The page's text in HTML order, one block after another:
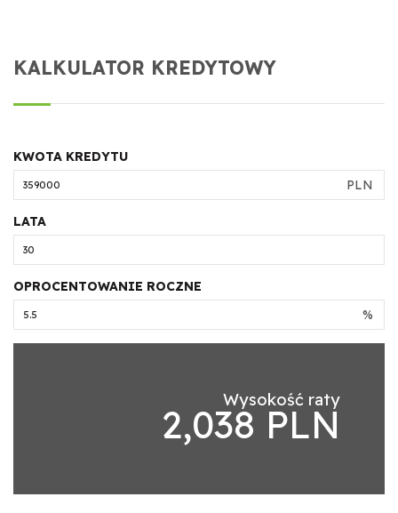
KALKULATOR KREDYTOWY
KWOTA KREDYTU
PLN
LATA
OPROCENTOWANIE ROCZNE
%
Wysokość raty
2,038 PLN